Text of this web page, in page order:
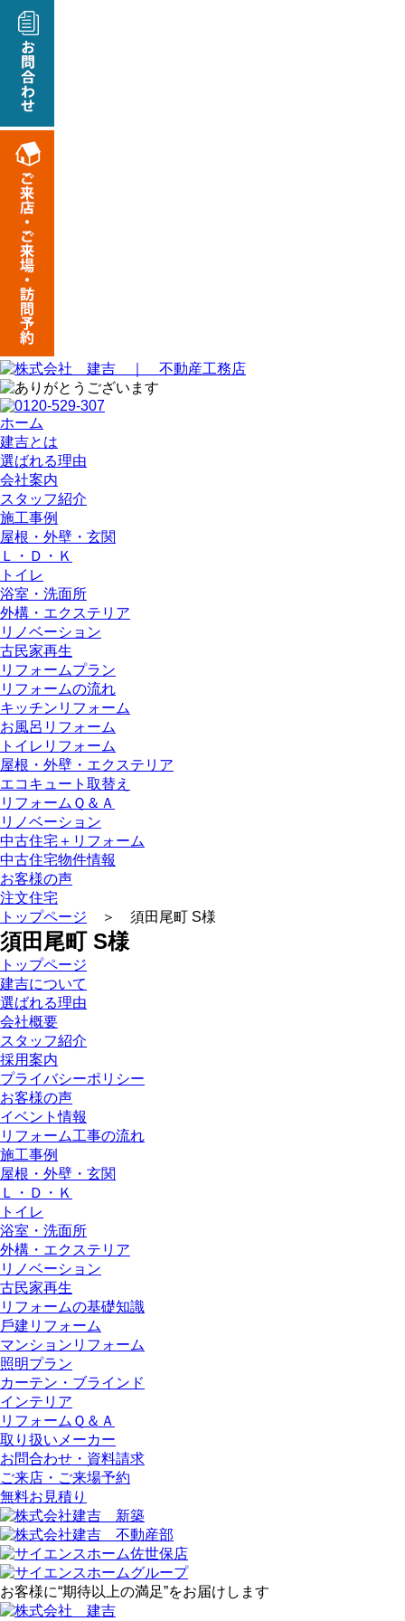
ホーム
建吉とは
選ばれる理由
会社案内
スタッフ紹介
施工事例
屋根・外壁・玄関
Ｌ・Ｄ・Ｋ
トイレ
浴室・洗⾯所
外構・エクステリア
リノベーション
古民家再生
リフォームプラン
リフォームの流れ
キッチンリフォーム
お風呂リフォーム
トイレリフォーム
屋根・外壁・エクステリア
エコキュート取替え
リフォームＱ＆Ａ
リノベーション
中古住宅＋リフォーム
中古住宅物件情報
お客様の声
注文住宅
トップページ ＞ 須田尾町 S様
須田尾町 S様
トップページ
建吉について
選ばれる理由
会社概要
スタッフ紹介
採⽤案内
プライバシーポリシー
お客様の声
イベント情報
リフォーム⼯事の流れ
施⼯事例
屋根・外壁・玄関
Ｌ・Ｄ・Ｋ
トイレ
浴室・洗⾯所
外構・エクステリア
リノベーション
古民家再生
リフォームの基礎知識
⼾建リフォーム
マンションリフォーム
照明プラン
カーテン・ブラインド
インテリア
リフォームＱ＆Ａ
取り扱いメーカー
お問合わせ・資料請求
ご来店・ご来場予約
無料お⾒積り
お客様に“期待以上の満足”をお届けします